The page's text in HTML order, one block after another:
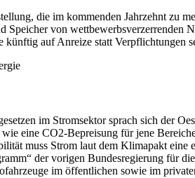
die im kommenden Jahrzehnt zu
Speicher von wettbewerbsverzerrenden
künftig auf Anreize statt Verpflichtungen
im Stromsektor sprach sich der
eine CO2-Bepreisung für jene
muss Strom laut dem Klimapakt eine
der vorigen Bundesregierung für
im öffentlichen sowie im